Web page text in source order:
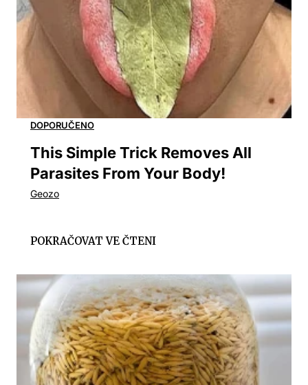
This Simple Trick Removes All
Parasites From Your Body!